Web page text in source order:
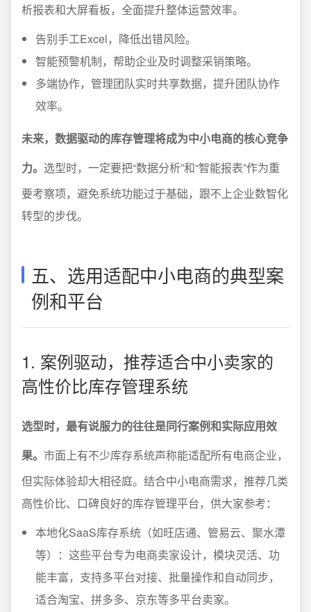
析报表和大屏看板，全面提升整体运营效率。
告别手工Excel，降低出错风险。
智能预警机制，帮助企业及时调整采销策略。
多端协作，管理团队实时共享数据，提升团队协作
效率。
未来，数据驱动的库存管理将成为中小电商的核心竞争
力。 选型时，一定要把“数据分析”和“智能报表”作为重
要考察项，避免系统功能过于基础，跟不上企业数智化
转型的步伐。
五、选用适配中小电商的典型案
例和平台
1. 案例驱动，推荐适合中小卖家的
高性价比库存管理系统
选型时，最有说服力的往往是同行案例和实际应用效
果。 市面上有不少库存系统声称能适配所有电商企业，
但实际体验却大相径庭。结合中小电商需求，推荐几类
高性价比、口碑良好的库存管理平台，供大家参考：
本地化SaaS库存系统（如旺店通、管易云、聚水潭
等）：这些平台专为电商卖家设计，模块灵活、功
能丰富，支持多平台对接、批量操作和自动同步，
适合淘宝、拼多多、京东等多平台卖家。